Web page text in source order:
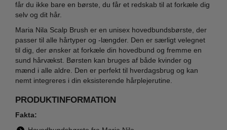
får du ikke bare en børste, du får et redskab til at forkæle dig
selv og dit hår.
Maria Nila Scalp Brush er en unisex hovedbundsbørste, der
passer til alle hårtyper og -længder. Den er særligt velegnet
til dig, der ønsker at forkæle din hovedbund og fremme en
sund hårvækst. Børsten kan bruges af både kvinder og
mænd i alle aldre. Den er perfekt til hverdagsbrug og kan
nemt integreres i din eksisterende hårplejerutine.
PRODUKTINFORMATION
Fakta: